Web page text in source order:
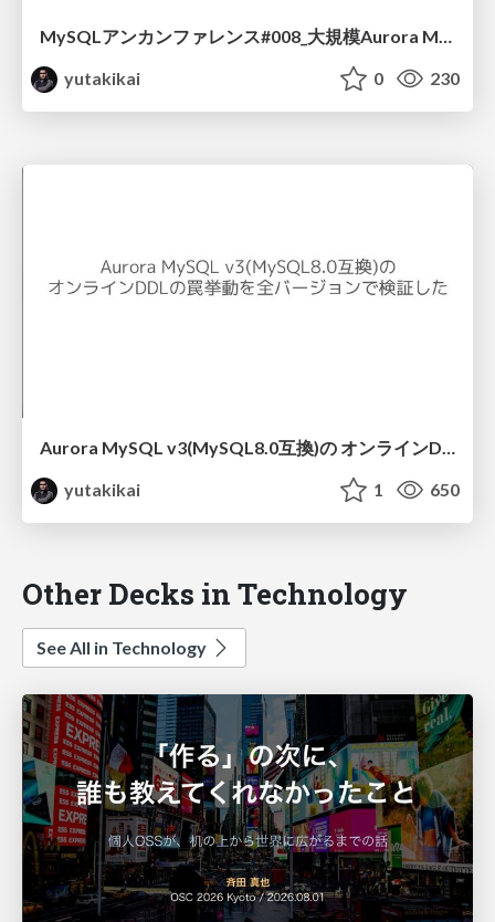
yutakikai
0 230
Aurora MySQL v3(MySQL8.0互換)の オンラインDDLの罠挙動を全バージョンで検証した
yutakikai
1 650
Other Decks in Technology
See All in Technology